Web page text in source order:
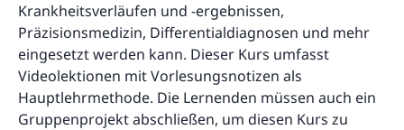
Krankheitsverläufen und -ergebnissen,
Präzisionsmedizin, Differentialdiagnosen und mehr
eingesetzt werden kann. Dieser Kurs umfasst
Videolektionen mit Vorlesungsnotizen als
Hauptlehrmethode. Die Lernenden müssen auch ein
Gruppenprojekt abschließen, um diesen Kurs zu